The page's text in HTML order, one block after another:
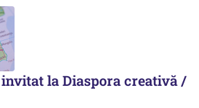
la Diaspora creativă /